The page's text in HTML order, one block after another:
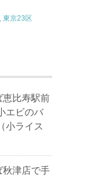
東京23区
恵比寿駅前
エビのバ
小ライス
秋津店で手